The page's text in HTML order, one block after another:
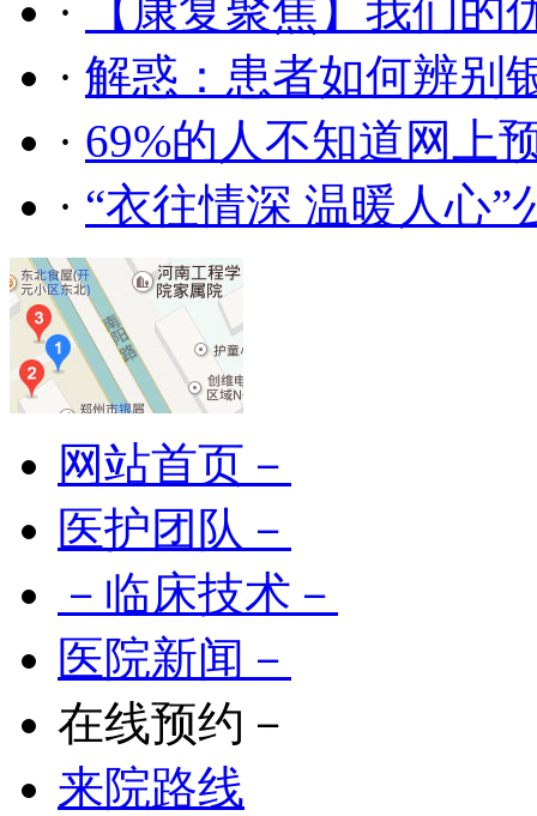
·
【康复聚焦】我们的
· 解惑：患者如何辨别
· 69%的人不知道网上
· “衣往情深 温暖人心”
网站首页－
医护团队－
－临床技术－
医院新闻－
在线预约－
来院路线